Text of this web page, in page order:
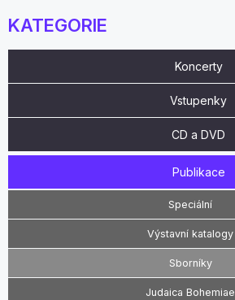
KATEGORIE
Koncerty
Vstupenky
CD a DVD
Publikace
Speciální
Výstavní katalogy
Sborníky
Judaica Bohemiae